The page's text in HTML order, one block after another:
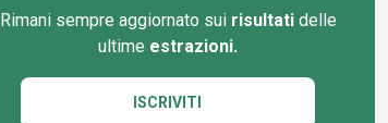
Rimani sempre aggiornato sui risultatidelle
ultime estrazioni.
ISCRIVITI